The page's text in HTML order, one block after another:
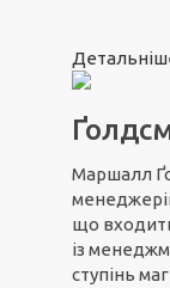
Маршалл
що
із
ступінь